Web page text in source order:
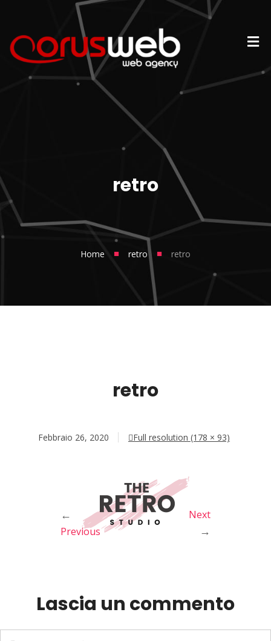
retro
Home ■ retro ■ retro
retro
Febbraio 26, 2020 Full resolution (178 × 93)
←
Previous
Next
→
Lascia un commento